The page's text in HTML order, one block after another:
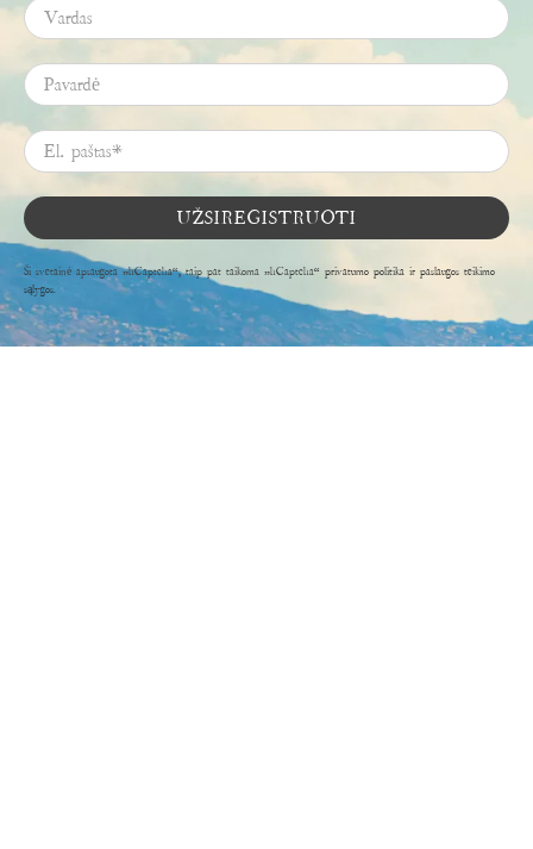
Vardas
Pavardė
El. paštas*
UŽSIREGISTRUOTI
Ši svetainė apsaugota „hCaptcha“, taip pat taikoma „hCaptcha“ privatumo politika ir paslaugos teikimo
sąlygos.